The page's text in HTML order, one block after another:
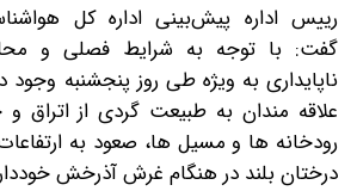
رییس اداره پیش‌بینی اداره کل
گفت: با توجه به شرایط فصلی و
ناپایداری به ویژه طی روز پنجشنبه وجود
علاقه مندان به طبیعت گردی از اتراق
رودخانه ها و مسیل ها، صعود به
درختان بلند در هنگام غرش آذرخش